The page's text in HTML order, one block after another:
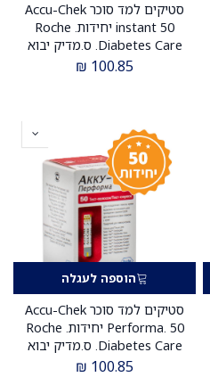
סטיקים למד סוכר Accu-Chek
instant 50 יחידות. Roche
Diabetes Care. ס.מדיק יבוא
100.85
₪
הוספה לעגלה
סטיקים למד סוכר Accu-Chek
Performa. 50 יחידות. Roche
Diabetes Care. ס.מדיק יבוא
100.85
₪